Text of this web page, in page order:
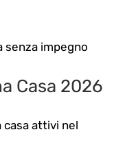
senza impegno
Casa 2026
casa attivi nel